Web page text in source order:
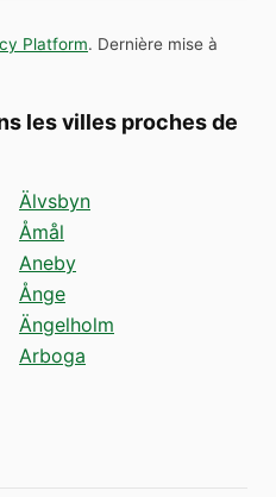
Platform. Dernière mise à
les villes proches de
Älvsbyn
Åmål
Aneby
Ånge
Ängelholm
Arboga